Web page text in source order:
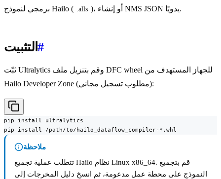
برمجي لنموذج Hailo ( .alls )، أو إنشاء NMS JSON يدويًا.
التثبيت#
ثبّت Ultralytics وقم بتنزيل ملف DFC wheel للجهاز المستهدف من
Hailo Developer Zone (مطلوب تسجيل مجاني):
pip install ultralytics
pip install /path/to/hailo_dataflow_compiler-*.whl
ملاحظة
تتطلب عملية تجميع Hailo نظام Linux x86_64. قم بتجميع
النموذج على محطة عمل مدعومة، ثم انسخ دليل المخرجات إلى